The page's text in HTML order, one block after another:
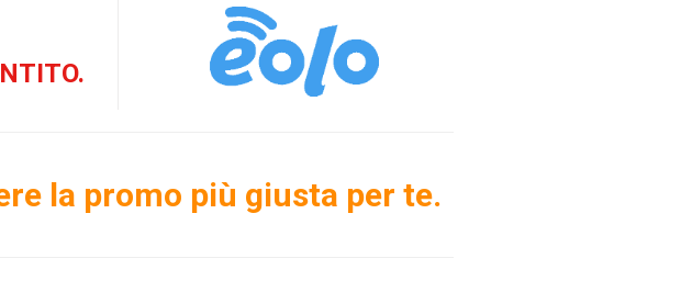
la promo più giusta per te.